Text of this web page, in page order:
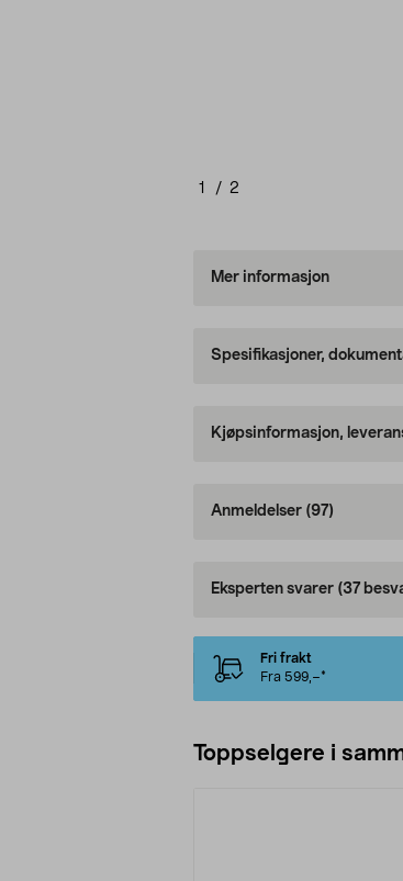
1 / 2
Mer informasjon
Spesifikasjoner,
Kjøpsinformasjon,
Anmeldelser (97)
Eksperten svarer (37
Fri frakt
Fra 599,–*
Toppselgere i